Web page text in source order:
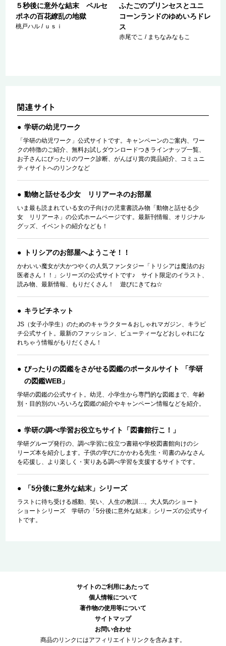
５秒後に意外な結末 ペルセ
ポネの百花繚乱の地獄
桃戸ハル / ｕｓｉ
ふたごのプリンセスとユニ
コーンランドのゆめいろドレ
ス
赤尾でこ / まちなみなもこ
学研の幼児ワーク
「学研の幼児ワーク」公式サイトです。キャンペーンのご案内、ワー
クの特徴のご紹介、無料お試しダウンロードつきラインナップ一覧、
お子さんにぴったりのワーク診断、がんばり賞の賞品紹介、コミュニ
ティサイトへのリンクなど
動物と話せる少女 リリアーネのお部屋
いま最も読まれている女の子向けの児童書読み物「動物と話せる少
女 リリアーネ」の公式ホームページです。最新刊情報、オリジナル
グッズ、イベントの紹介なども！
トリシアのお部屋へようこそ！！
かわいい魔女が大かつやくの人気ファンタジー「トリシアは魔法のお
医者さん！！」シリーズの公式サイトです♪ サイト限定のイラスト、
読み物、最新情報、もりだくさん！ 遊びにきてね☆
キラピチネット
JS（女子小学生）のためのキャラクター＆おしゃれマガジン、キラピ
チ公式サイト。最新のファッション、ビューティーなどおしゃれにな
れちゃう情報がもりだくさん！
ぴったりの図鑑をさがせる図鑑のポータルサイト 「学研
の図鑑WEB」
学研の図鑑の公式サイト。幼児、小学生から専門的な図鑑まで、年齢
別・目的別のいろいろな図鑑の紹介やキャンペーン情報などを紹介。
学研の調べ学習お役立ちサイト「図書館行こ！」
学研グループ発行の、調べ学習に役立つ書籍や学校図書館向けのシ
リーズ本を紹介します。子供の学びにかかわる先生・司書のみなさん
を応援し、より楽しく・実りある調べ学習を支援するサイトです。
「5分後に意外な結末」シリーズ
ラストに待ち受ける感動、笑い、人生の教訓…。大人気のショート
ショートシリーズ 学研の「5分後に意外な結末」シリーズの公式サイ
トです。
サイトのご利用にあたって
個人情報について
著作物の使用等について
サイトマップ
お問い合わせ
商品のリンクにはアフィリエイトリンクを含みます。